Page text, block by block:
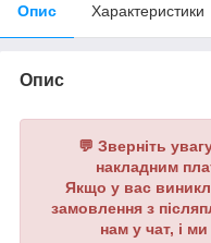
Опис Характеристики
Опис
💬 Зверніть
накладним
Якщо у вас
замовлення з
нам у чат, і